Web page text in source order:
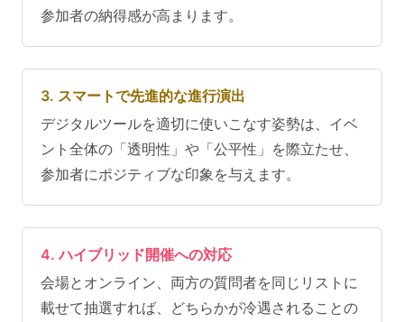
参加者の納得感が高まります。
3. スマートで先進的な進行演出
デジタルツールを適切に使いこなす姿勢は、イベ
ント全体の「透明性」や「公平性」を際立たせ、
参加者にポジティブな印象を与えます。
4. ハイブリッド開催への対応
会場とオンライン、両方の質問者を同じリストに
載せて抽選すれば、どちらかが冷遇されることの